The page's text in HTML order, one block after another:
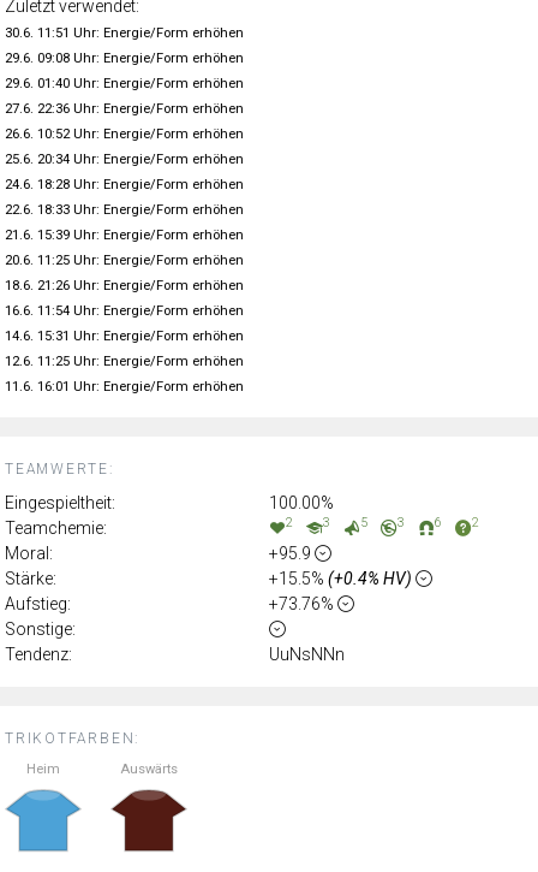
TRIKOTFARBEN:
Heim Auswärts
TEAMWERTE:
Eingespieltheit:
100.00%
Teamchemie:
2 3 5 3 6 2
Moral:
+95.9
Stärke:
+15.5% (+0.4% HV)
Aufstieg:
+73.76%
Sonstige:
Tendenz:
UuNsNNn
Zuletzt verwendet:
30.6. 11:51 Uhr: Energie/Form erhöhen
29.6. 09:08 Uhr: Energie/Form erhöhen
29.6. 01:40 Uhr: Energie/Form erhöhen
27.6. 22:36 Uhr: Energie/Form erhöhen
26.6. 10:52 Uhr: Energie/Form erhöhen
25.6. 20:34 Uhr: Energie/Form erhöhen
24.6. 18:28 Uhr: Energie/Form erhöhen
22.6. 18:33 Uhr: Energie/Form erhöhen
21.6. 15:39 Uhr: Energie/Form erhöhen
20.6. 11:25 Uhr: Energie/Form erhöhen
18.6. 21:26 Uhr: Energie/Form erhöhen
16.6. 11:54 Uhr: Energie/Form erhöhen
14.6. 15:31 Uhr: Energie/Form erhöhen
12.6. 11:25 Uhr: Energie/Form erhöhen
11.6. 16:01 Uhr: Energie/Form erhöhen